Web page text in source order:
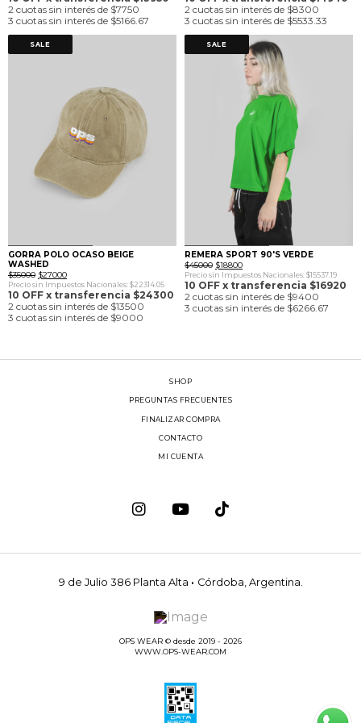
era:
$29000.
es:
$15500.
2 cuotas sin interés de $7750
3 cuotas sin interés de $5166.67
era:
$45000.
es:
$16600.
2 cuotas sin interés de $8300
3 cuotas sin interés de $5533.33
SALE
0 1
GORRA POLO OCASO BEIGE
WASHED
$35000 El
precio
original
era:
$35000.
$27000El
precio
actual
es:
$27000.
Precio sin Impuestos Nacionales: $22314.05
10 OFF x transferencia $24300
2 cuotas sin interés de $13500
3 cuotas sin interés de $9000
SALE
0 1
REMERA SPORT 90'S VERDE
$45000 El
precio
original
era:
$45000.
$18800El
precio
actual
es:
$18800.
Precio sin Impuestos Nacionales: $15537.19
10 OFF x transferencia $16920
2 cuotas sin interés de $9400
3 cuotas sin interés de $6266.67
SHOP
PREGUNTAS FRECUENTES
FINALIZAR COMPRA
CONTACTO
MI CUENTA
9 de Julio 386 Planta Alta · Córdoba, Argentina.
OPS WEAR © desde 2019 - 2026
WWW.OPS-WEAR.COM